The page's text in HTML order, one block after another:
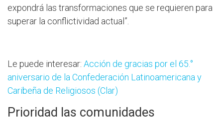
expondrá las transformaciones que se requieren para
superar la conflictividad actual”.
Le puede interesar: Acción de gracias por el 65.°
aniversario de la Confederación Latinoamericana y
Caribeña de Religiosos (Clar)
Prioridad las comunidades